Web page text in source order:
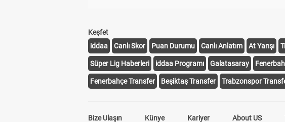
Keşfet
iddaa
Canlı Skor Puan Durumu Canlı Anlatım At Yarışı
Süper Lig Haberleri iddaa Programı Galatasaray
Fenerbahçe Transfer Beşiktaş Transfer Trabzonspor
Bize Ulaşın Künye Kariyer About US